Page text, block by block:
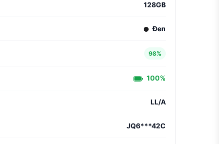
128GB
Đen
98%
100%
LL/A
JQ6***42C